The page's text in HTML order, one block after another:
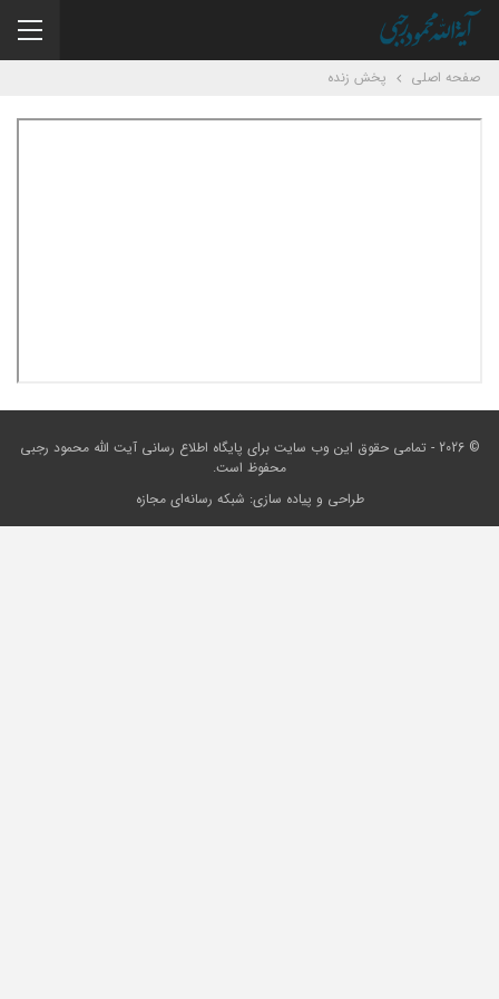
صفحه اصلی پخش زنده
© 2026 - تمامی حقوق این وب سایت برای
پایگاه اطلاع رسانی آیت الله محمود رجبی
محفوظ است.
طراحی و پیاده سازی: شبکه رسانه‌ای مجازه